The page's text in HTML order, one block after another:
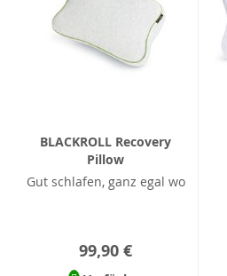
BLACKROLL Recovery
Pillow
Gut schlafen, ganz egal wo
99,90 €